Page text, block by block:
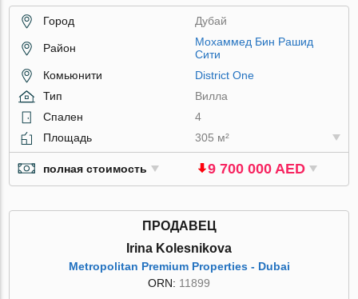
Город Дубай
Район
Мохаммед Бин Рашид
Сити
Комьюнити
District One
Тип
Вилла
Спален
4
Площадь
305 м²
полная стоимость 9 700 000 AED
ПРОДАВЕЦ
Irina Kolesnikova
Metropolitan Premium Properties - Dubai
ORN: 11899